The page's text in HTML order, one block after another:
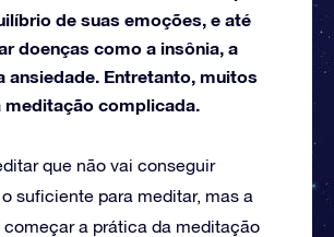
de suas emoções, e até
doenças como a insônia, a
ansiedade. Entretanto, muitos
meditação complicada.
que não vai conseguir
suficiente para meditar, mas a
começar a prática da meditação